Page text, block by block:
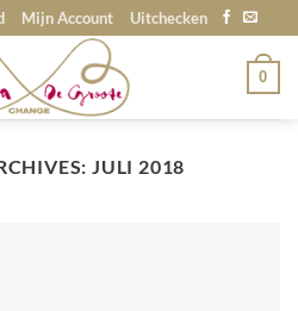
Mijn Account Uitchecken
0
JULI 2018